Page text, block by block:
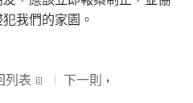
我們的家園。
列表 下一則